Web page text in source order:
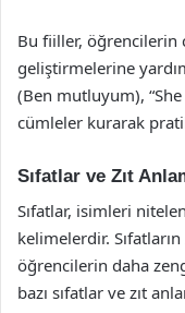
Bu fiiller, öğrencilerin
geliştirmelerine
(Ben mutluyum),
cümleler kurarak
Sıfatlar ve Zıt
Sıfatlar, isimleri
kelimelerdir.
öğrencilerin daha
bazı sıfatlar ve zıt